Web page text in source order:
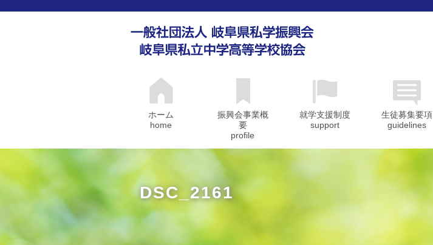
ホーム
home
振興会事業概
要
profile
就学支援制度
support
生徒募集要項
guidelines
DSC_2161